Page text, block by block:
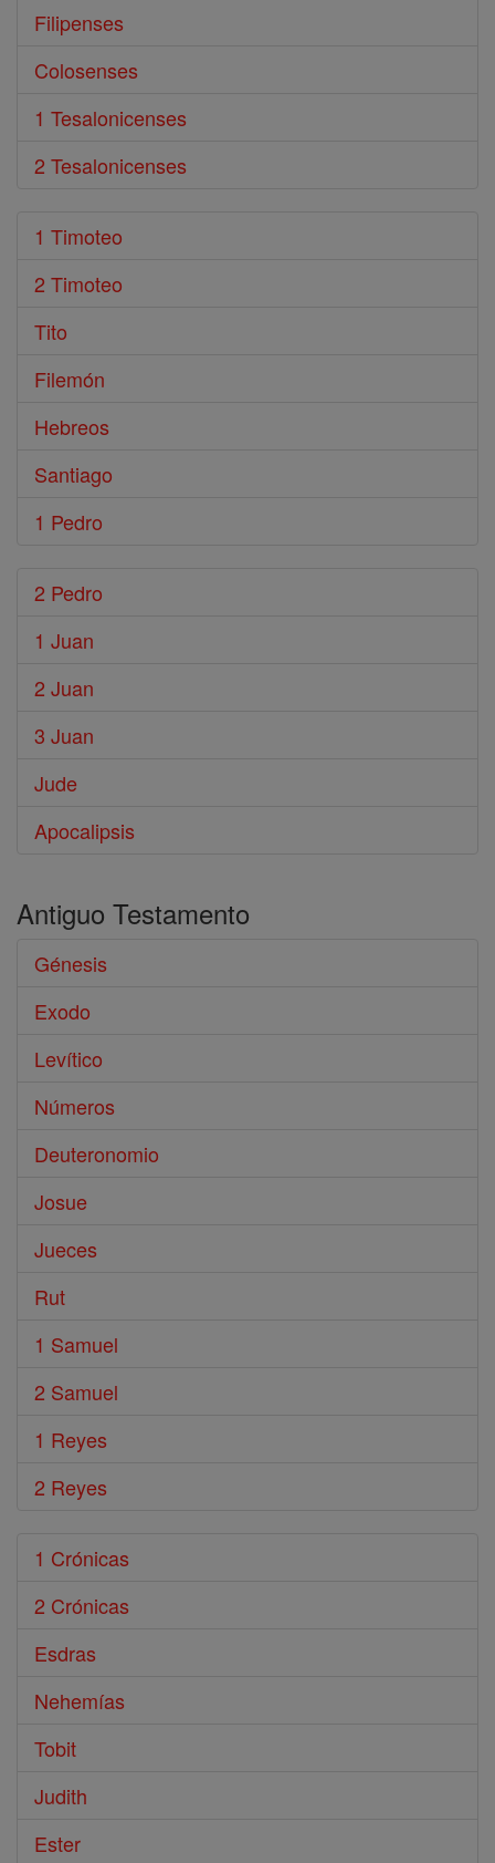
Filipenses
Colosenses
1 Tesalonicenses
2 Tesalonicenses
1 Timoteo
2 Timoteo
Tito
Filemón
Hebreos
Santiago
1 Pedro
2 Pedro
1 Juan
2 Juan
3 Juan
Jude
Apocalipsis
Antiguo Testamento
Génesis
Exodo
Levítico
Números
Deuteronomio
Josue
Jueces
Rut
1 Samuel
2 Samuel
1 Reyes
2 Reyes
1 Crónicas
2 Crónicas
Esdras
Nehemías
Tobit
Judith
Ester